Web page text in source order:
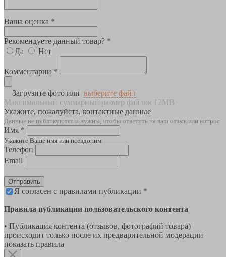
Ваша оценка *
Рекомендуете данный товар? *
Да
Нет
Комментарии *
Загрузите фото или выберите файл
Максимальный суммарный размер файлов 12MB
Укажите, пожалуйста, контактные данные
Данные не публикуются и нужны, чтобы ответить на ваш отзыв или вопрос
Имя *
Укажите Ваше имя или псевдоним
Телефон
Email
Отправить
Я согласен с правилами публикации *
Правила публикации пользовательского контента
• Публикация контента (отзывов, фотографий товара)
происходит только после их предварительной модерации
показать правила